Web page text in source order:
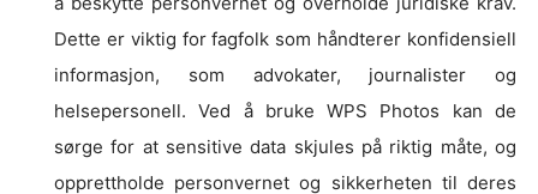
Dette er viktig for fagfolk som håndterer konfidensiell
informasjon, som advokater, journalister og
helsepersonell. Ved å bruke WPS Photos kan de
sørge for at sensitive data skjules på riktig måte, og
opprettholde personvernet og sikkerheten til deres